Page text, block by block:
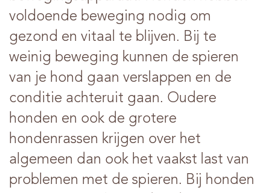
voldoende beweging nodig om
gezond en vitaal te blijven. Bij te
weinig beweging kunnen de spieren
van je hond gaan verslappen en de
conditie achteruit gaan. Oudere
honden en ook de grotere
hondenrassen krijgen over het
algemeen dan ook het vaakst last van
problemen met de spieren. Bij honden